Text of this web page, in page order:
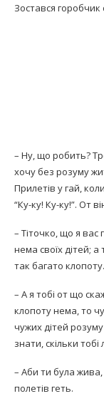
Зостався горобчик
– Ну, що робить?
хочу без розуму
Прилетів у гай,
“Ку-ку! Ку-ку!”. От
– Тіточко, що я
нема своїх дітей;
так багато клопоту.
– А я тобі от що
клопоту нема, то
чужих дітей
знати, скільки
– Аби ти була жива,
полетів геть.